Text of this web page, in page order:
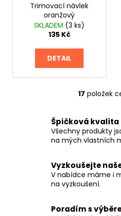
Trimovací návlek
oranžový
SKLADEM (3 ks)
135 Kč
DETAIL
O
l
á
d
c
í
v
17 položek
Špičková kvalita
Všechny produkty
na mých vlastních
Vyzkoušejte
V nabídce máme i
na vyzkoušení.
Poradím s